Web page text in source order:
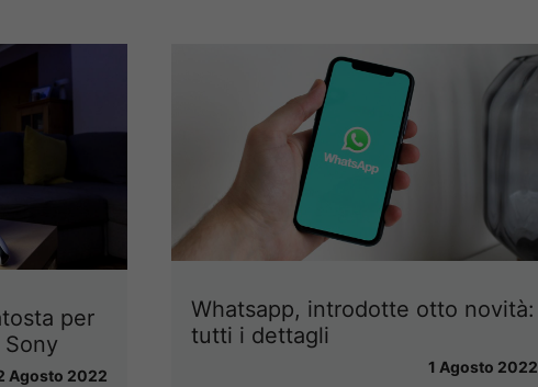
per
Agosto 2022
Whatsapp, introdotte otto novità:
tutti i dettagli
1 Agosto 2022